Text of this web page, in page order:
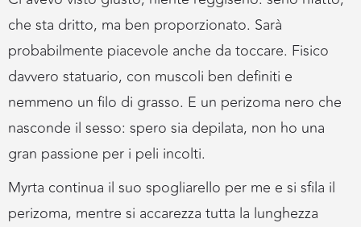
che sta dritto, ma ben proporzionato. Sarà
probabilmente piacevole anche da toccare. Fisico
davvero statuario, con muscoli ben definiti e
nemmeno un filo di grasso. E un perizoma nero che
nasconde il sesso: spero sia depilata, non ho una
gran passione per i peli incolti.
Myrta continua il suo spogliarello per me e si sfila il
perizoma, mentre si accarezza tutta la lunghezza